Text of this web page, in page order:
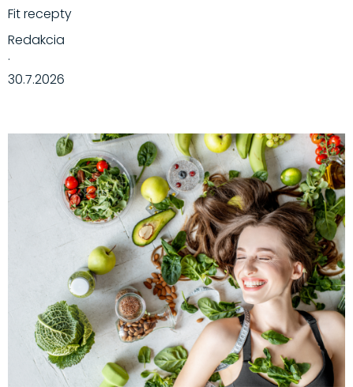
Fit recepty
Redakcia
·
30.7.2026